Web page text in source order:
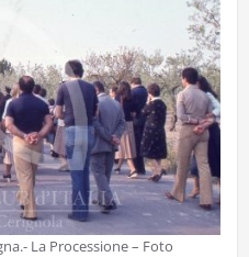
La Processione – Foto